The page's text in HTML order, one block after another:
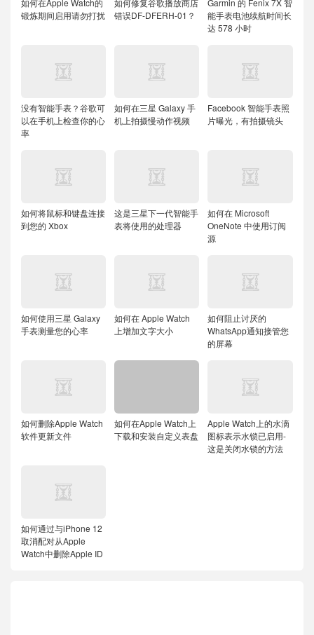
如何在Apple Watch的
锻炼期间启用请勿打扰
如何修复谷歌播放商店
错误DF-DFERH-01？
Garmin 的 Fenix 7X 智
能手表电池续航时间长
达 578 小时
没有智能手表？谷歌可
以在手机上检查你的心
率
如何在三星 Galaxy 手
机上拍摄慢动作视频
Facebook 智能手表照
片曝光，有拍摄镜头
如何将鼠标和键盘连接
到您的 Xbox
这是三星下一代智能手
表将使用的处理器
如何在 Microsoft
OneNote 中使用订阅
源
如何使用三星 Galaxy
手表测量您的心率
如何在 Apple Watch
上增加文字大小
如何阻止讨厌的
WhatsApp通知接管您
的屏幕
如何删除Apple Watch
软件更新文件
如何在Apple Watch上
下载和安装自定义表盘
Apple Watch上的水滴
图标表示水锁已启用-
这是关闭水锁的方法
如何通过与iPhone 12
取消配对从Apple
Watch中删除Apple ID